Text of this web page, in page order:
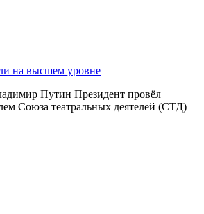
на высшем уровне
Путин Президент провёл
Союза театральных деятелей (СТД)